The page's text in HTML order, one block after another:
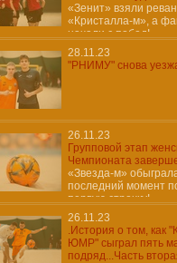
«Зенит» взяли
«Кристалла-м», а
начали с побед!
28.11.23
"РНИМУ" снова
26.11.23
Групповой этап
Чемпионата
«Звезда-м»
последний момент
первую строчку!
26.11.23
.История о том, как
ЮМР" сыграл пять
подряд...Часть